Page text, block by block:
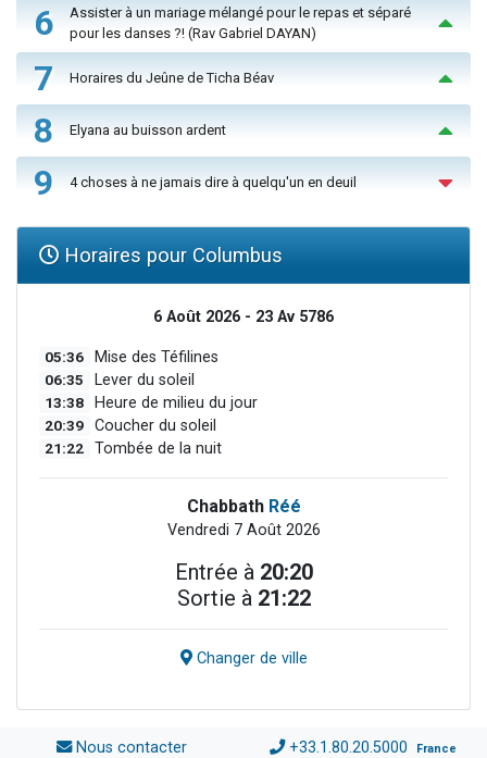
6
Assister à un mariage mélangé pour le repas et séparé
pour les danses ?! (Rav Gabriel DAYAN)
7 Horaires du Jeûne de Ticha Béav
8 Elyana au buisson ardent
9 4 choses à ne jamais dire à quelqu'un en deuil
Horaires pour Columbus
6 Août 2026 - 23 Av 5786
05:36 Mise des Téfilines
06:35 Lever du soleil
13:38 Heure de milieu du jour
20:39 Coucher du soleil
21:22 Tombée de la nuit
Chabbath Réé
Vendredi 7 Août 2026
Entrée à 20:20
Sortie à 21:22
Changer de ville
Nous contacter +33.1.80.20.5000 France